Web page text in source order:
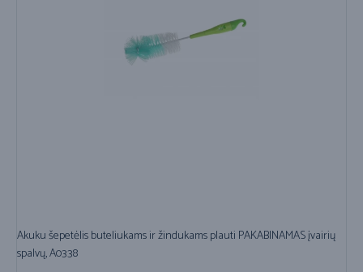
Akuku šepetėlis buteliukams ir žindukams plauti PAKABINAMAS įvairių
spalvų, A0338